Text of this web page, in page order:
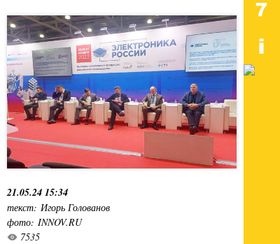
21.05.24 15:34
текст: Игорь Голованов
фото: INNOV.RU
7535